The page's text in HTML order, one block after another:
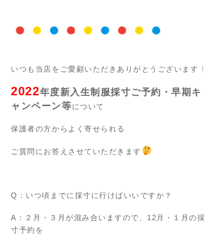
いつも当店をご愛顧いただきありがとうございます
2022年度新入生制服採寸ご予約・早期キ
ャンペーン等について
保護者の方からよく寄せられる
ご質問にお答えさせていただきます
Q： いつ頃までに採寸に行けばいいですか？
A ：
２月・３月が混み合いますので、12月・１月の採
寸予約を